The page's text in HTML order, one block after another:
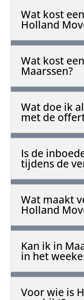
Wat kost
Holland
Wat kost
Maarssen?
Wat doe ik
met de
Is de
tijdens de
Wat maakt
Holland
Kan ik in
in het
Voor wie is